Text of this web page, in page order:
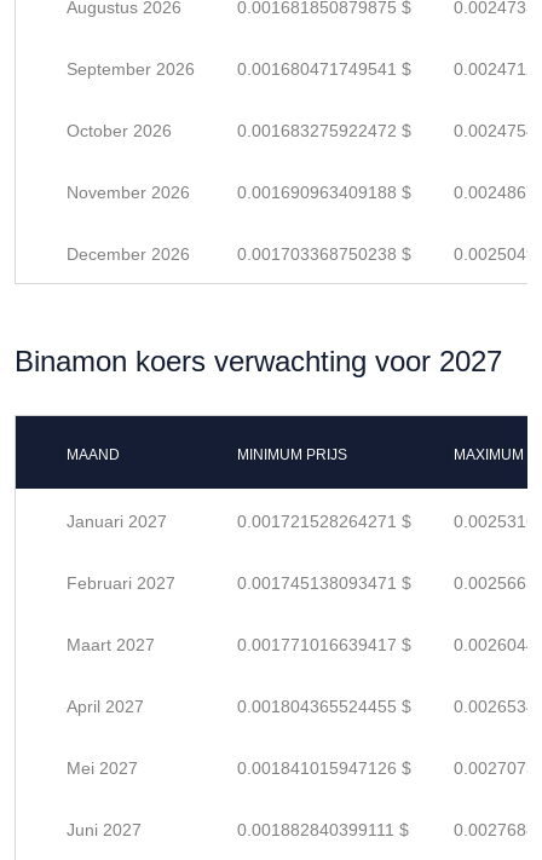
Augustus 2026 0.001681850879875 $
September 2026 0.001680471749541 $
October 2026 0.001683275922472 $
November 2026 0.001690963409188 $
December 2026 0.001703368750238 $
Binamon koers verwachting voor 2027
MAAND MINIMUM PRIJS MAXIMUM
Januari 2027 0.001721528264271 $
Februari 2027 0.001745138093471 $
Maart 2027 0.001771016639417 $
April 2027 0.001804365524455 $
Mei 2027 0.001841015947126 $
Juni 2027 0.001882840399111 $